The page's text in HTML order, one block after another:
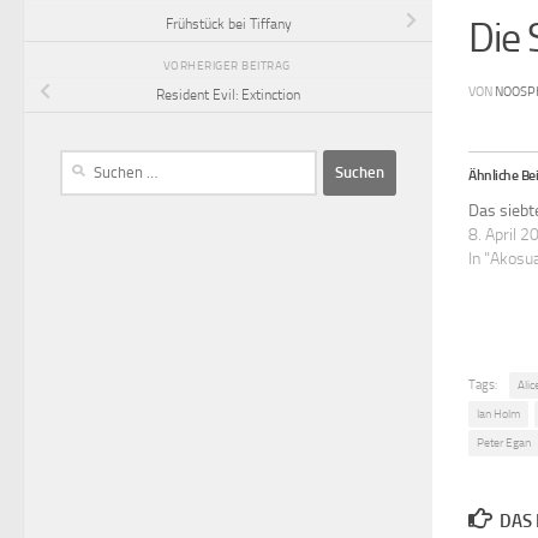
Die
VON
Ähnliche
Das
8. April
In
Tags:
Ian Holm
Peter Egan
DAS
Frühstück bei Tiffany
VORHERIGER BEITRAG
Resident Evil: Extinction